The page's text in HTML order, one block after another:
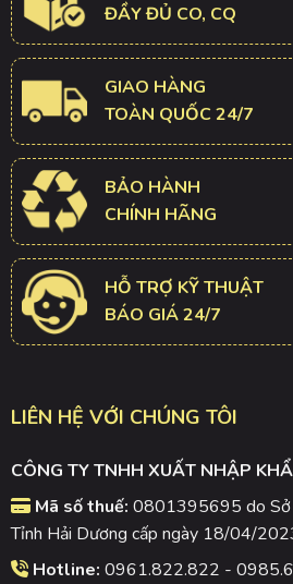
ĐẦY ĐỦ CO, CQ
GIAO HÀNG
TOÀN QUỐC 24/7
BẢO HÀNH
CHÍNH HÃNG
HỖ TRỢ KỸ THUẬT
BÁO GIÁ 24/7
LIÊN HỆ VỚI CHÚNG TÔI
CÔNG TY TNHH XUẤT NHẬP
Mã số thuế: 0801395695 do Sở
Tỉnh Hải Dương cấp ngày 18/04/
Hotline: 0961.822.822 -